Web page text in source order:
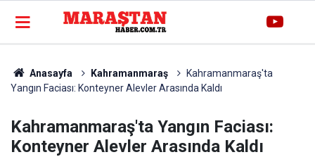
Anasayfa Kahramanmaraş
Kahramanmaraş'ta
Yangın Faciası: Konteyner Alevler Arasında Kaldı
Kahramanmaraş'ta Yangın Faciası:
Konteyner Alevler Arasında Kaldı